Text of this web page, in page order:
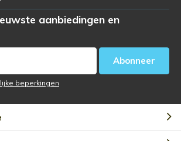
aanbiedingen en
Abonneer
beperkingen